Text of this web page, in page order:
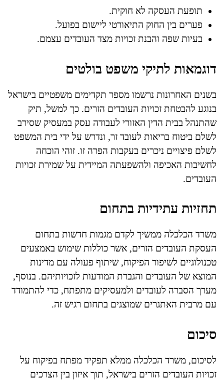
תופעת העסקה לא חוקית.
פערים בין החוק התיאורטי ליישום בפועל.
בעיות שפה והבנת זכויות מצד העובדים עצמם.
דוגמאות לתיקי משפט בולטים
בשנים האחרונות נרשמו מספר תקדימים משפטיים בישראל
בנוגע להבטחת זכויות העובדים הזרים. כך למשל, תיק
שהתנהל בבית הדין האזורי לעבודה עסק במעסיק שסירב
לשלם ביטוח בריאות לעובד זר, ונדרש על ידי בית המשפט
לשלם פיצויים ניכרים בעקבות הפרה זו. זוהי הוכחה
לחשיבות האכיפה ולהשפעתה המיידית על שמירת זכויות
העובדים.
תחזיות עתידיות בתחום
משרד הכלכלה ממשיך לקדם מגמות חדשות בתחום
העסקת העובדים הזרים, אשר כוללות שימוש באמצעים
טכנולוגיים לשיפור הפיקוח, שיתוף פעולה עם מדינות
המוצא של העובדים והגברת המודעות לזכויותיהם. בנוסף,
מערך הסברה לעובדים ולמעסיקים מתפתח, כדי להתמודד
עם מרבית האתגרים שמוצגים בתחום רגיש זה.
סיכום
לסיכום, משרד הכלכלה ממלא תפקיד מפתח בפיקוח על
זכויות העובדים הזרים בישראל, תוך איזון בין הצרכים